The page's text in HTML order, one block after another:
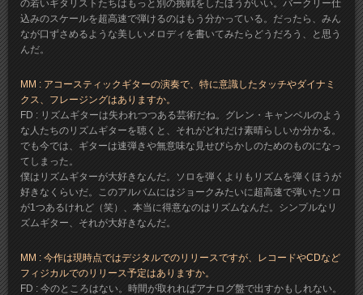
の若いギタリストたちはもっと別の挑戦をしたほうがいい。バークリー仕
込みのスケールを超高速で弾けるのはもう分かっている。だったら、みん
なが口ずさめるような美しいメロディを書いてみたらどうだろう、と思う
んだ。
MM : アコースティックギターの演奏で、特に意識したタッチやダイナミ
クス、フレージングはありますか。
FD : リズムギターは失われつつある芸術だね。グレン・キャンベルのよう
な人たちのリズムギターを聴くと、それがどれだけ素晴らしいか分かる。
でも今では、ギターは速弾きや無意味な見せびらかしのためのものになっ
てしまった。
僕はリズムギターが大好きなんだ。ソロを弾くよりもリズムを弾くほうが
好きなくらいだ。このアルバムにはジョークみたいに超高速で弾いたソロ
が1つあるけれど（笑）、本当に得意なのはリズムなんだ。シンプルなリ
ズムギター、それが大好きなんだ。
MM : 今作は現時点ではデジタルでのリリースですが、レコードやCDなど
フィジカルでのリリース予定はありますか。
FD : 今のところはない。時間が取れればアナログ盤で出すかもしれない。